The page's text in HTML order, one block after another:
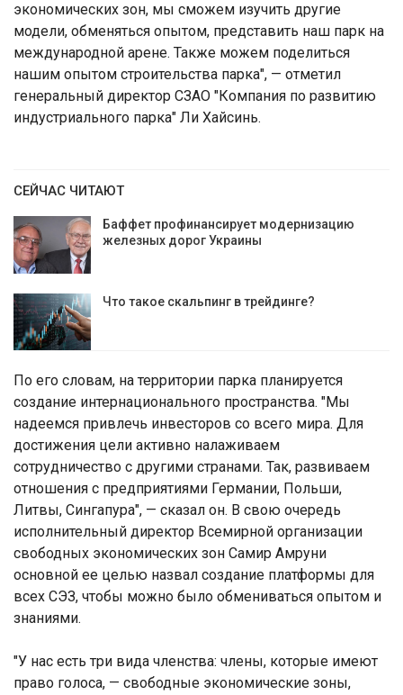
экономических зон, мы сможем изучить другие
модели, обменяться опытом, представить наш парк на
международной арене. Также можем поделиться
нашим опытом строительства парка", — отметил
генеральный директор СЗАО "Компания по развитию
индустриального парка" Ли Хайсинь.
СЕЙЧАС ЧИТАЮТ
Бaффет профинансирует модернизацию
железных дорог Украины
Что такое скальпинг в трейдинге?
По его словам, на территории парка планируется
создание интернационального пространства. "Мы
надеемся привлечь инвесторов со всего мира. Для
достижения цели активно налаживаем
сотрудничество с другими странами. Так, развиваем
отношения с предприятиями Германии, Польши,
Литвы, Сингапура", — сказал он. В свою очередь
исполнительный директор Всемирной организации
свободных экономических зон Самир Амруни
основной ее целью назвал создание платформы для
всех СЭЗ, чтобы можно было обмениваться опытом и
знаниями.
"У нас есть три вида членства: члены, которые имеют
право голоса, — свободные экономические зоны,